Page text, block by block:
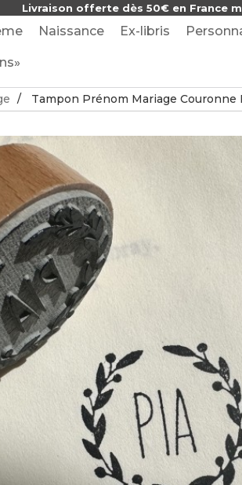
Livraison offerte dès 50€ en France
Naissance Ex-libris
Tampon Prénom Mariage Couronne